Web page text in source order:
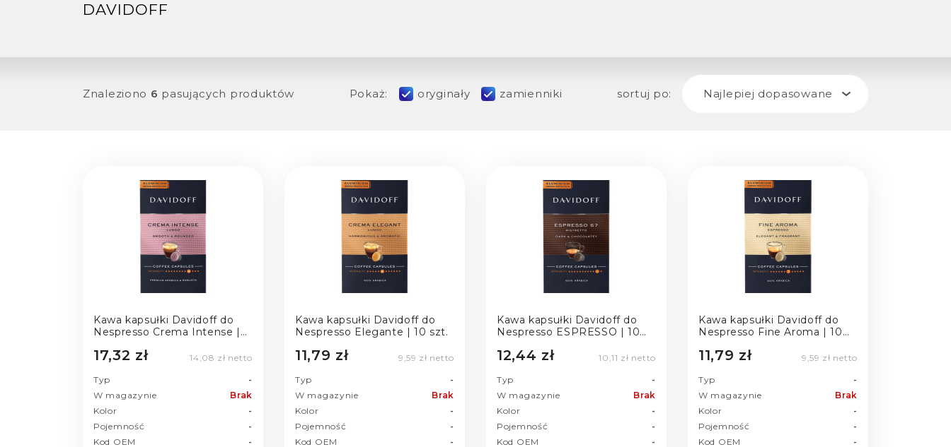
DAVIDOFF
Znaleziono 6 pasujących produktów Pokaż: oryginały zamienniki sortuj po: Najlepiej dopasowane
Kawa kapsułki Davidoff do
Nespresso Crema Intense |
17,32 zł 14,08 zł netto
Typ
-
W magazynie
Brak
Kolor
-
Pojemność
-
Kod OEM
-
Kawa kapsułki Davidoff do
Nespresso Elegante | 10 szt.
11,79 zł 9,59 zł netto
Typ
-
W magazynie
Brak
Kolor
-
Pojemność
-
Kod OEM
-
Kawa kapsułki Davidoff do
Nespresso ESPRESSO | 10
12,44 zł 10,11 zł netto
Typ
-
W magazynie
Brak
Kolor
-
Pojemność
-
Kod OEM
-
Kawa kapsułki Davidoff do
Nespresso Fine Aroma | 10
11,79 zł 9,59 zł netto
Typ
-
W magazynie
Brak
Kolor
-
Pojemność
-
Kod OEM
-